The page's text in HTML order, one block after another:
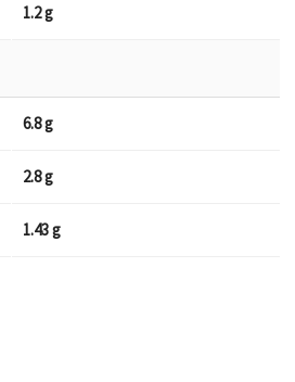
1.2 g
6.8 g
2.8 g
1.43 g